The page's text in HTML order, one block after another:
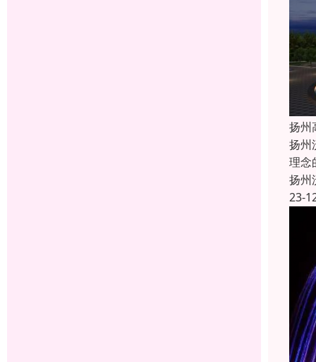
扬州
扬州
理念
扬州
23-